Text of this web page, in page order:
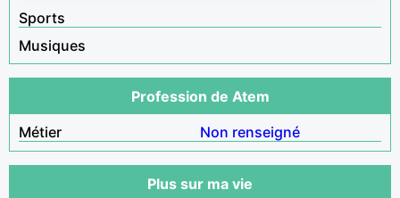
Sports
Musiques
Profession de Atem
Métier
Non renseigné
Plus sur ma vie